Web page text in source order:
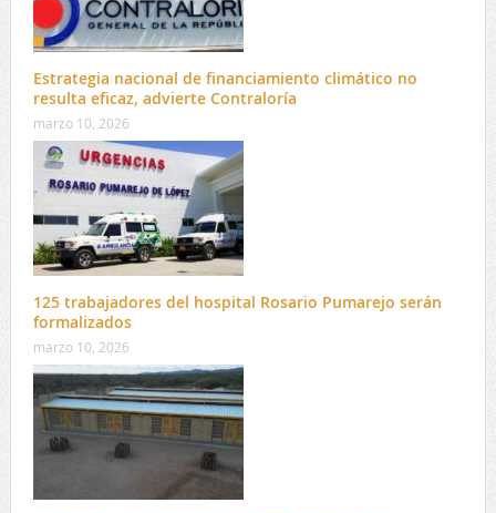
Estrategia nacional de financiamiento climático no
resulta eficaz, advierte Contraloría
marzo 10, 2026
125 trabajadores del hospital Rosario Pumarejo serán
formalizados
marzo 10, 2026